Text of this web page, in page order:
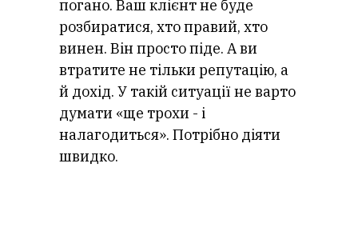
погано. Ваш клієнт не буде
розбиратися, хто правий, хто
винен. Він просто піде. А ви
втратите не тільки репутацію, а
й дохід. У такій ситуації не варто
думати «ще трохи - і
налагодиться». Потрібно діяти
швидко.